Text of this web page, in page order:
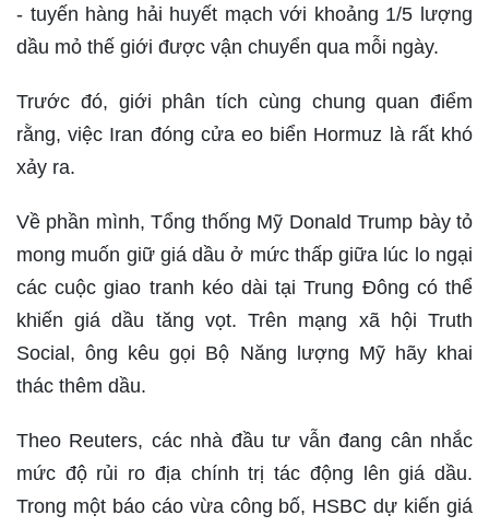
- tuyến hàng hải huyết mạch với khoảng 1/5 lượng
dầu mỏ thế giới được vận chuyển qua mỗi ngày.
Trước đó, giới phân tích cùng chung quan điểm
rằng, việc Iran đóng cửa eo biển Hormuz là rất khó
xảy ra.
Về phần mình, Tổng thống Mỹ Donald Trump bày tỏ
mong muốn giữ giá dầu ở mức thấp giữa lúc lo ngại
các cuộc giao tranh kéo dài tại Trung Đông có thể
khiến giá dầu tăng vọt. Trên mạng xã hội Truth
Social, ông kêu gọi Bộ Năng lượng Mỹ hãy khai
thác thêm dầu.
Theo Reuters, các nhà đầu tư vẫn đang cân nhắc
mức độ rủi ro địa chính trị tác động lên giá dầu.
Trong một báo cáo vừa công bố, HSBC dự kiến giá